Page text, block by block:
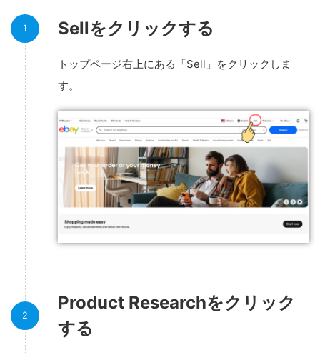
Sellをクリックする
トップページ右上にある「Sell」をクリックしま
す。
Product Researchをクリック
する